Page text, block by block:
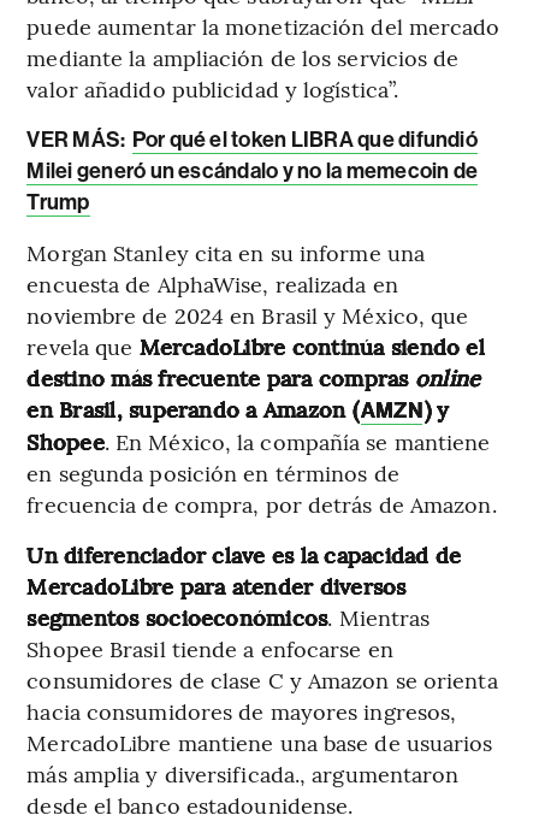
puede aumentar la monetización del mercado
mediante la ampliación de los servicios de
valor añadido publicidad y logística”.
VER MÁS: Por qué el token LIBRA que difundió
Milei generó un escándalo y no la memecoin de
Trump
Morgan Stanley cita en su informe una
encuesta de AlphaWise, realizada en
noviembre de 2024 en Brasil y México, que
revela que MercadoLibre continúa siendo el
destino más frecuente para compras online
en Brasil, superando a Amazon (AMZN) y
Shopee. En México, la compañía se mantiene
en segunda posición en términos de
frecuencia de compra, por detrás de Amazon.
Un diferenciador clave es la capacidad de
MercadoLibre para atender diversos
segmentos socioeconómicos. Mientras
Shopee Brasil tiende a enfocarse en
consumidores de clase C y Amazon se orienta
hacia consumidores de mayores ingresos,
MercadoLibre mantiene una base de usuarios
más amplia y diversificada., argumentaron
desde el banco estadounidense.